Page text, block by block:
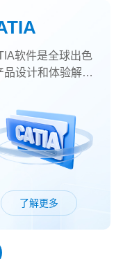
软件是全球出色
品设计和体验解决
、三维建模、分析
、动态模拟与仿
工程图的生成到生
工成产品的全过
了解更多